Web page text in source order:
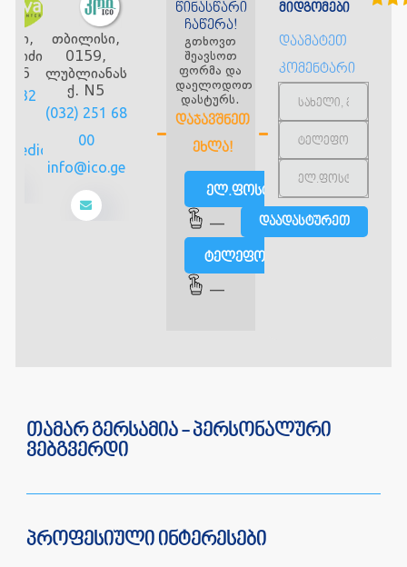
N6
232
თბილისი,
0159,
ლუბლიანას
ქ. N5
(032) 251 68
00
info@ico.ge
წინასწარი
ჩაწერა!
გთხოვთ
შეავსოთ
ფორმა და
დაელოდოთ
დასტურს.
ᲓᲐᲯᲐᲕᲨᲜᲔᲗ
ᲔᲮᲚᲐ!
ელ.ფოსტით
—
ტელეფონით
—
მიდგომები
დაამატეთ
კომენტარი
თამარ გერსამია - პერსონალური
ვებგვერდი
პროფესიული ინტერესები